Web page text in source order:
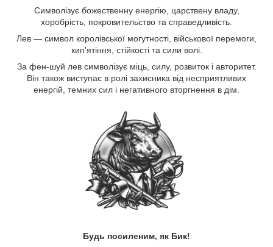
Символізує божественну енергію, царствену владу,
хоробрість, покровительство та справедливість.
Лев — символ королівської могутності, військової перемоги,
кип'ятіння, стійкості та сили волі.
За фен-шуй лев символізує міць, силу, розвиток і авторитет.
Він також виступає в ролі захисника від несприятливих
енергій, темних сил і негативного вторгнення в дім.
Будь посиленим, як Бик!